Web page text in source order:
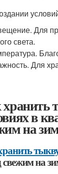
Для
света.
Для
в
на
на